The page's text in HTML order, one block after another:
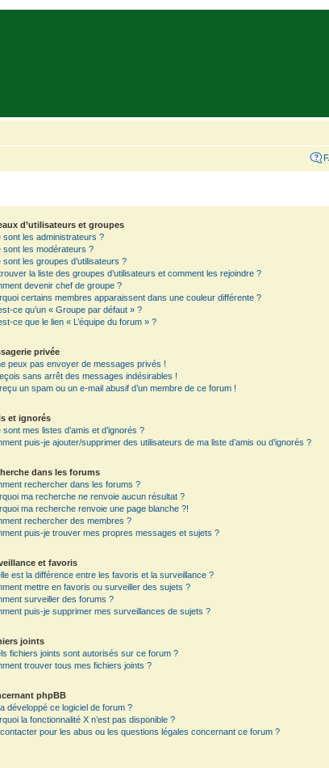
d’utilisateurs et groupes
sont les administrateurs ?
sont les modérateurs ?
sont les groupes d’utilisateurs ?
la liste des groupes d’utilisateurs et comment les rejoindre ?
devenir chef de groupe ?
certains membres apparaissent dans une couleur différente ?
ce qu’un « Groupe par défaut » ?
ce que le lien « L’équipe du forum » ?
privée
peux pas envoyer de messages privés !
sans arrêt des messages indésirables !
reçu un spam ou un e-mail abusif d’un membre de ce forum !
et ignorés
sont mes listes d’amis et d’ignorés ?
puis-je ajouter/supprimer des utilisateurs de ma liste d’amis ou d’ignorés ?
dans les forums
rechercher dans les forums ?
ma recherche ne renvoie aucun résultat ?
ma recherche renvoie une page blanche ?!
rechercher des membres ?
puis-je trouver mes propres messages et sujets ?
et favoris
est la différence entre les favoris et la surveillance ?
mettre en favoris ou surveiller des sujets ?
surveiller des forums ?
puis-je supprimer mes surveillances de sujets ?
joints
fichiers joints sont autorisés sur ce forum ?
trouver tous mes fichiers joints ?
phpBB
développé ce logiciel de forum ?
la fonctionnalité X n’est pas disponible ?
pour les abus ou les questions légales concernant ce forum ?